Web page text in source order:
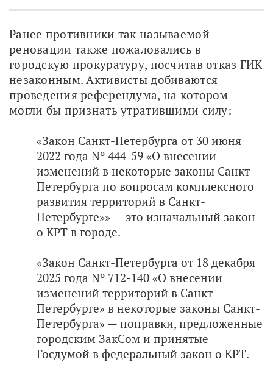
Ранее противники так называемой
реновации также пожаловались в
городскую прокуратуру, посчитав отказ ГИК
незаконным. Активисты добиваются
проведения референдума, на котором
могли бы признать утратившими силу:
«Закон Санкт-Петербурга от 30 июня
2022 года Nº 444-59 «О внесении
изменений в некоторые законы Санкт-
Петербурга по вопросам комплексного
развития территорий в Санкт-
Петербурге»» — это изначальный закон
о КРТ в городе.
«Закон Санкт-Петербурга от 18 декабря
2025 года Nº 712-140 «О внесении
изменений территорий в Санкт-
Петербурге» в некоторые законы Санкт-
Петербурга» — поправки, предложенные
городским ЗакСом и принятые
Госдумой в федеральный закон о КРТ.